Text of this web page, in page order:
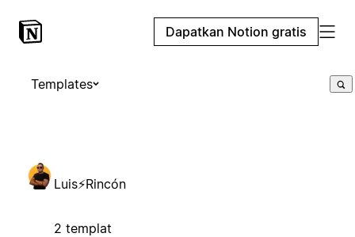
Dapatkan Notion gratis
Templates
Luis⚡Rincón
2 templat